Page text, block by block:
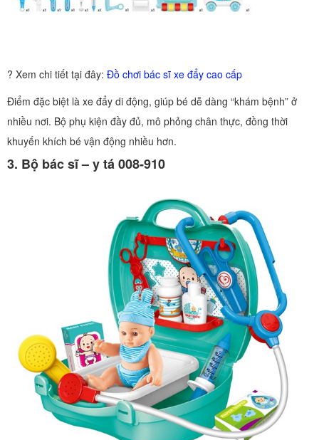
? Xem chi tiết tại đây: Đồ chơi bác sĩ xe đẩy cao cấp
Điểm đặc biệt là xe đẩy di động, giúp bé dễ dàng “khám bệnh” ở
nhiều nơi. Bộ phụ kiện đầy đủ, mô phỏng chân thực, đồng thời
khuyến khích bé vận động nhiều hơn.
3. Bộ bác sĩ – y tá 008-910